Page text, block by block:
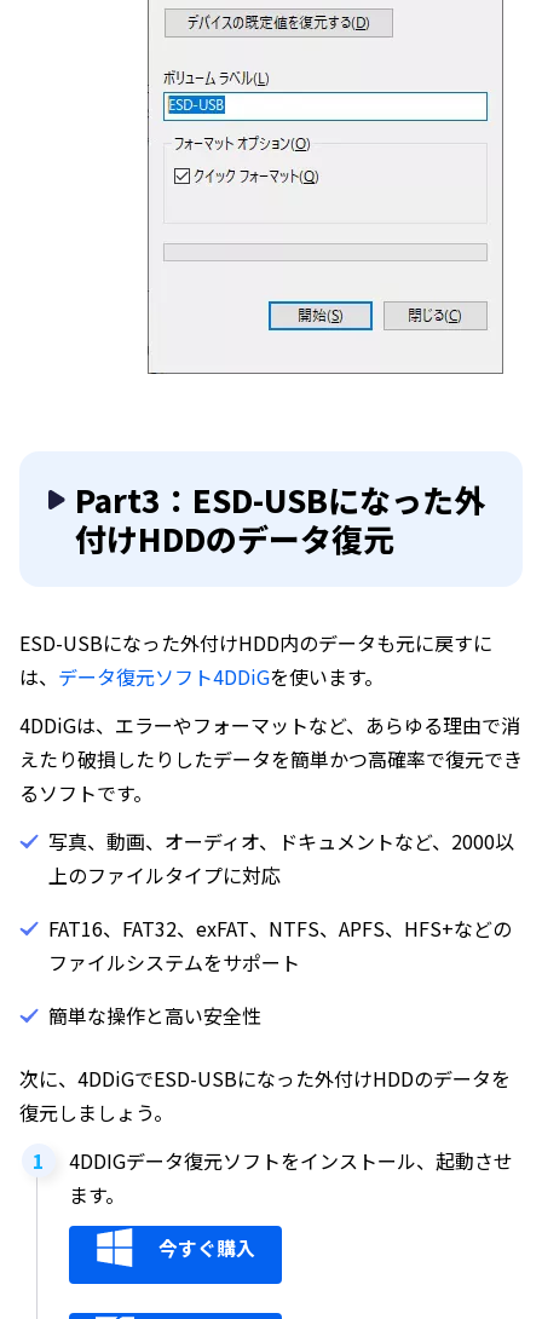
Part3：ESD-USBになった外
付けHDDのデータ復元
ESD-USBになった外付けHDD内のデータも元に戻すに
は、 データ復元ソフト4DDiGを使います。
4DDiGは、エラーやフォーマットなど、あらゆる理由で消
えたり破損したりしたデータを簡単かつ高確率で復元でき
るソフトです。
写真、動画、オーディオ、ドキュメントなど、2000以
上のファイルタイプに対応
FAT16、FAT32、exFAT、NTFS、APFS、HFS+などの
ファイルシステムをサポート
簡単な操作と高い安全性
次に、4DDiGでESD-USBになった外付けHDDのデータを
復元しましょう。
4DDIGデータ復元ソフトをインストール、起動させ
ます。
今すぐ購入